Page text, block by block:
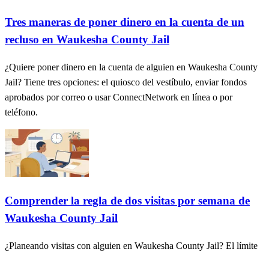
Tres maneras de poner dinero en la cuenta de un
recluso en Waukesha County Jail
¿Quiere poner dinero en la cuenta de alguien en Waukesha County
Jail? Tiene tres opciones: el quiosco del vestíbulo, enviar fondos
aprobados por correo o usar ConnectNetwork en línea o por
teléfono.
Comprender la regla de dos visitas por semana de
Waukesha County Jail
¿Planeando visitas con alguien en Waukesha County Jail? El límite